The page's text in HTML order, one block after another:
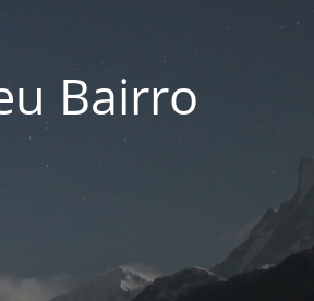
Bairro